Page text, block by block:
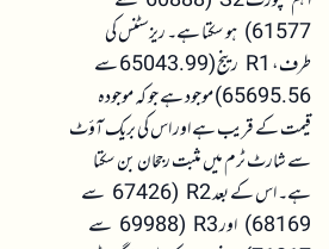
61577) ہو سکتا ہے۔ ریزسٹنس کی
طرف، R1 رینج (65043.99 سے
65695.56) موجود ہے جو کہ موجودہ
قیمت کے قریب ہے اور اس کی بریک آؤٹ
سے شارٹ ٹرم میں مثبت رجحان بن سکتا
ہے۔ اس کے بعد R2 (67426 سے
68169) اور R3 (69988 سے